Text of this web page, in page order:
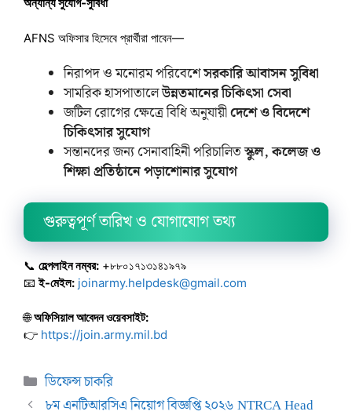
AFNS অফিসার হিসেবে প্রার্থীরা পাবেন—
নিরাপদ ও মনোরম পরিবেশেসরকারি আবাসন সুবিধা
সামরিক হাসপাতালেউন্নতমানের চিকিৎসা সেবা
জটিল রোগের ক্ষেত্রে বিধি অনুযায়ীদেশে ও বিদেশে
চিকিৎসার সুযোগ
সন্তানদের জন্য সেনাবাহিনী পরিচালিতস্কুল, কলেজ ও
শিক্ষা প্রতিষ্ঠানে পড়াশোনার সুযোগ
গুরুত্বপূর্ণ তারিখ ও যোগাযোগ তথ্য
📞 হেল্পলাইন নম্বর: +৮৮০১৭১৩১৪১৯৭৯
📧ই-মেইল: joinarmy.helpdesk@gmail.com
🌐অফিসিয়াল আবেদন ওয়েবসাইট:
👉 https://join.army.mil.bd
Categories
ডিফেন্স চাকরি
৮ম এনটিআরসিএ নিয়োগ বিজ্ঞপ্তি ২০২৬ NTRCA Head